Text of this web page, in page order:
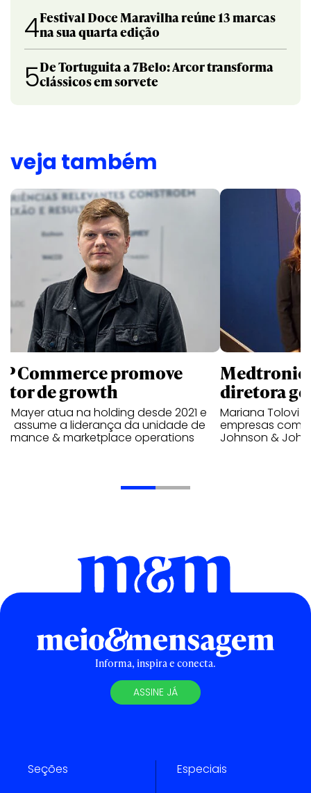
4Festival Doce Maravilha reúne 13 marcas
na sua quarta edição
5De Tortuguita a 7Belo: Arcor transforma
clássicos em sorvete
veja também
Commerce promove
de growth
Mayer atua na holding desde 2021 e
assume a liderança da unidade de
& marketplace operations
Medtronic
diretora
Mariana Tolovi
empresas
Johnson &
Informa, inspira e conecta.
ASSINE JÁ
Seções Especiais